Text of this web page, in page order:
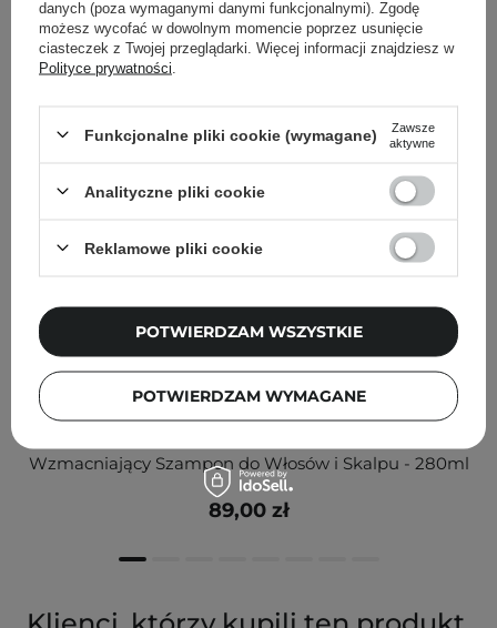
Inni klienci sprawdzali również
Wzmacniający Szampon do Włosów i Skalpu - 280ml
89,00 zł
danych (poza wymaganymi danymi funkcjonalnymi). Zgodę
możesz wycofać w dowolnym momencie poprzez usunięcie
ciasteczek z Twojej przeglądarki. Więcej informacji znajdziesz w
Polityce prywatności
Funkcjonalne pliki cookie (wymagane)
Zawsze
aktywne
Analityczne pliki cookie
Reklamowe pliki cookie
POTWIERDZAM WYMAGANE
POTWIERDZAM WSZYSTKIE